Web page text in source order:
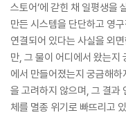
스토어’에 갇힌 채 일평생을
만든 시스템을 단단하고 영
연결되어 있다는 사실을 외
만, 그 물이 어디에서 왔는지
에서 만들어졌는지 궁금해
을 고려하지 않으며, 그 결과
체를 멸종 위기로 빠뜨리고